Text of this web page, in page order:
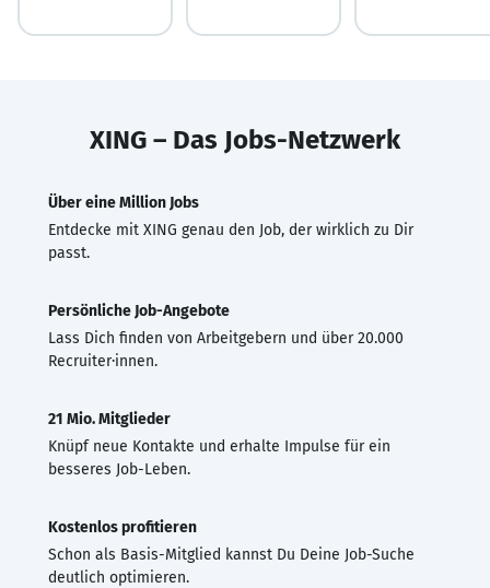
XING – Das Jobs-Netzwerk
Über eine Million Jobs
Entdecke mit XING genau den Job, der wirklich zu Dir
passt.
Persönliche Job-Angebote
Lass Dich finden von Arbeitgebern und über 20.000
Recruiter·innen.
21 Mio. Mitglieder
Knüpf neue Kontakte und erhalte Impulse für ein
besseres Job-Leben.
Kostenlos profitieren
Schon als Basis-Mitglied kannst Du Deine Job-Suche
deutlich optimieren.